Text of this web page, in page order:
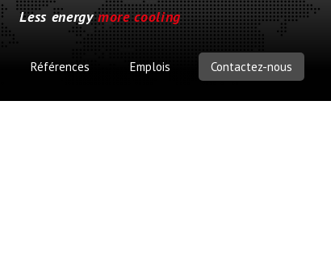
Références Emplois Contactez-nous
Less energymore cooling